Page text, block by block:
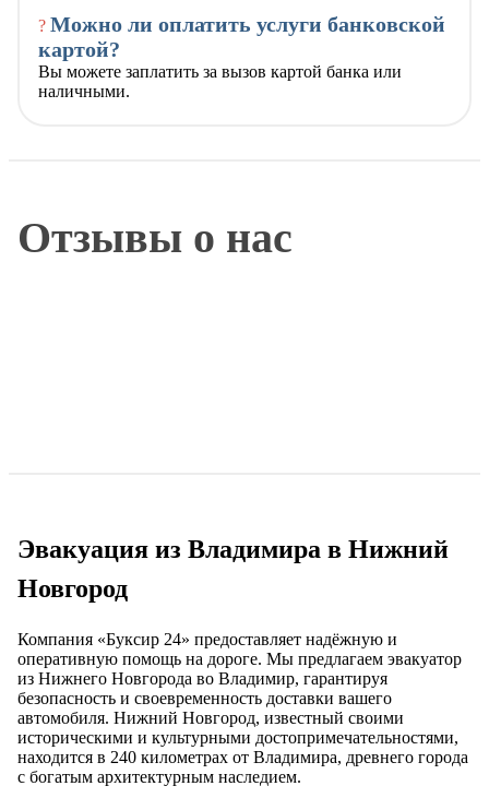
? Можно ли оплатить услуги банковской
картой?
Вы можете заплатить за вызов картой банка или
наличными.
Отзывы о нас
Эвакуация из Владимира в Нижний
Новгород
Компания «Буксир 24» предоставляет надёжную и
оперативную помощь на дороге. Мы предлагаем эвакуатор
из Нижнего Новгорода во Владимир, гарантируя
безопасность и своевременность доставки вашего
автомобиля. Нижний Новгород, известный своими
историческими и культурными достопримечательностями,
находится в 240 километрах от Владимира, древнего города
с богатым архитектурным наследием.